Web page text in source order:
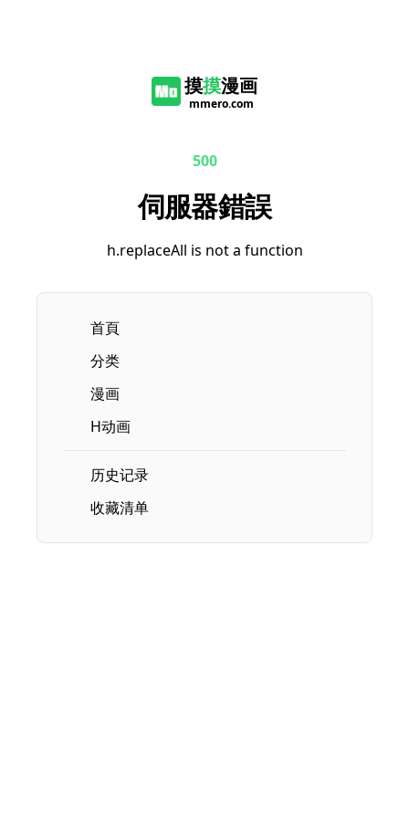
摸摸漫画
mmero.com
500
伺服器錯誤
h.replaceAll is not a function
首頁
分类
漫画
H动画
历史记录
收藏清单